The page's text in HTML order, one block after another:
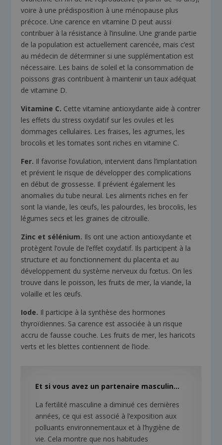
voire à une prédisposition à une ménopause plus
précoce. Une carence en vitamine D peut aussi
contribuer à la résistance à l’insuline. Une grande partie
de la population est actuellement carencée, mais c’est
au médecin de déterminer si une supplémentation est
nécessaire. Les bains de soleil et la consommation de
poissons gras contribuent à maintenir un taux adéquat
de vitamine D.
Vitamine C. Cette vitamine antioxydante aide à contrer
les effets du stress oxydatif sur les ovules et les
dommages cellulaires. Les fraises, les agrumes, les
brocolis et les tomates sont riches en vitamine C.
Fer. Il favorise l’ovulation, intervient dans l’implantation
et prévient le risque de développer des complications
en début de grossesse. Il prévient également les
anomalies du tube neural. Les aliments riches en fer
sont la viande, les œufs, les palourdes, les brocolis, les
légumes secs et les graines de citrouille.
Zinc et sélénium. Ils ont une action antioxydante et
protègent l’ovule de l’effet oxydatif. Ils participent à la
structure et au fonctionnement du placenta et au
développement du système nerveux du fœtus. On les
trouve dans le poisson, les fruits de mer, la viande, la
volaille et les œufs.
Iode. Il participe à la synthèse des hormones
thyroïdiennes. Sa carence est associée à un risque
accru de fausse couche. Les fruits de mer, les haricots
verts et les blettes contiennent de l’iode.
Et si vous avez un partenaire masculin…
La fertilité masculine a diminué ces dernières
années, ce qui est associé à l’exposition aux
polluants environnementaux et à l’hygiène de
vie. Cela montre que nos habitudes